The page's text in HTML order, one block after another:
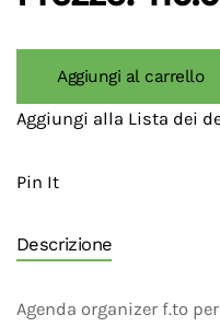
Aggiungi al carrello
Aggiungi alla Lista dei
Pin It
Descrizione
Agenda organizer f.to